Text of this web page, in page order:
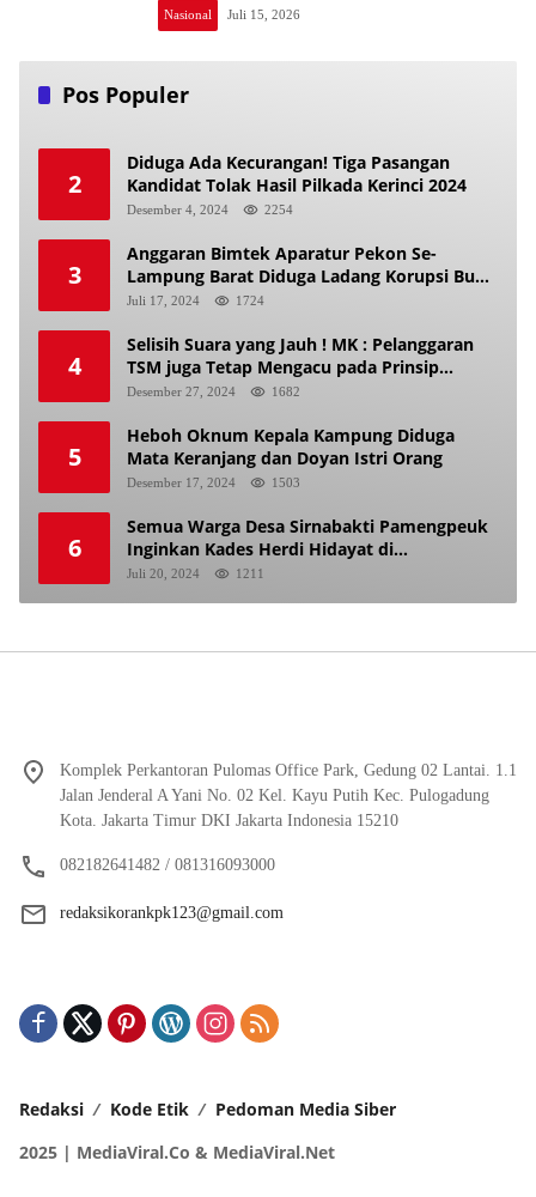
Nasional Juli 15, 2026
Pos Populer
2
Diduga Ada Kecurangan! Tiga Pasangan
Kandidat Tolak Hasil Pilkada Kerinci 2024
Desember 4, 2024 2254
3
Anggaran Bimtek Aparatur Pekon Se-
Lampung Barat Diduga Ladang Korupsi Buat
Makan Anak Istri
Juli 17, 2024 1724
4
Selisih Suara yang Jauh ! MK : Pelanggaran
TSM juga Tetap Mengacu pada Prinsip
Keadilan Pemilu
Desember 27, 2024 1682
5
Heboh Oknum Kepala Kampung Diduga
Mata Keranjang dan Doyan Istri Orang
Desember 17, 2024 1503
6
Semua Warga Desa Sirnabakti Pamengpeuk
Inginkan Kades Herdi Hidayat di
Berhentikan Dari Jabatan nya
Juli 20, 2024 1211
Komplek Perkantoran Pulomas Office Park, Gedung 02 Lantai. 1.1
Jalan Jenderal A Yani No. 02 Kel. Kayu Putih Kec. Pulogadung
Kota. Jakarta Timur DKI Jakarta Indonesia 15210
082182641482 / 081316093000
redaksikorankpk123@gmail.com
Redaksi Kode Etik
Pedoman Media Siber
2025 | MediaViral.Co & MediaViral.Net